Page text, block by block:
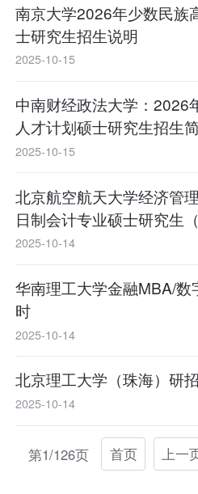
南京大学2026年少数民族
士研究生招生说明
2025-10-15
中南财经政法大学：2026
人才计划硕士研究生招生
2025-10-15
北京航空航天大学经济管
日制会计专业硕士研究生
2025-10-14
华南理工大学金融MBA/
时
2025-10-14
北京理工大学（珠海）研
2025-10-14
第1/126页 首页 上一